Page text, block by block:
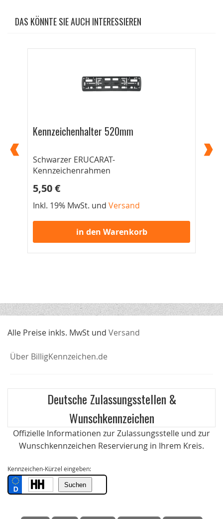
DAS KÖNNTE SIE AUCH INTERESSIEREN
Kennzeichenhalter 520mm
Schwarzer ERUCARAT-
Kennzeichenrahmen
5,50 €
Inkl. 19% MwSt. und Versand
in den Warenkorb
Alle Preise inkls. MwSt und Versand
Über BilligKennzeichen.de
Deutsche Zulassungsstellen &
Wunschkennzeichen
Offizielle Informationen zur Zulassungsstelle und zur
Wunschkennzeichen Reservierung in Ihrem Kreis.
Kennzeichen-Kürzel eingeben: